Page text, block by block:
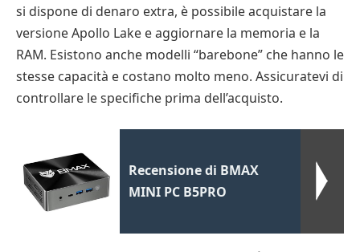
si dispone di denaro extra, è possibile acquistare la
versione Apollo Lake e aggiornare la memoria e la
RAM. Esistono anche modelli “barebone” che hanno le
stesse capacità e costano molto meno. Assicuratevi di
controllare le specifiche prima dell’acquisto.
Recensione di BMAX
MINI PC B5PRO